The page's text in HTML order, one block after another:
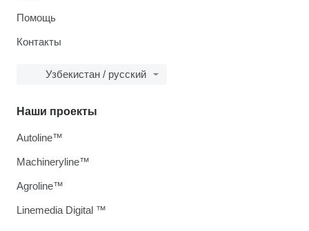
Помощь
Контакты
Узбекистан / русский
Наши проекты
Autoline™
Machineryline™
Agroline™
Linemedia Digital ™